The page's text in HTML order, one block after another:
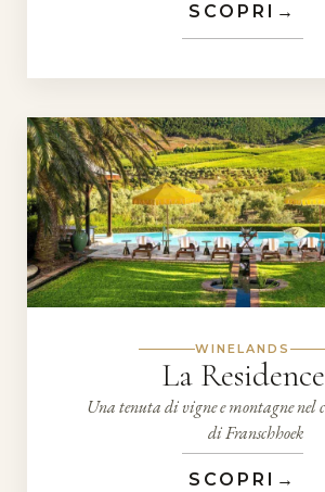
SCOPRI →
WINELANDS
La Residence
Una tenuta di vigne e montagne nel
di Franschhoek
SCOPRI →